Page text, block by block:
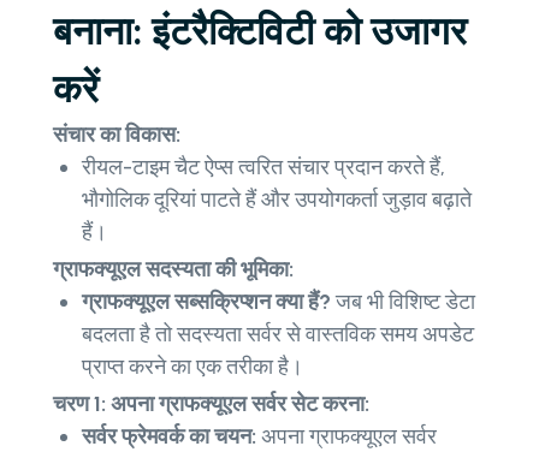
बनाना: इंटरैक्टिविटी को उजागर
करें
संचार का विकास:
रीयल-टाइम चैट ऐप्स त्वरित संचार प्रदान करते हैं,
भौगोलिक दूरियां पाटते हैं और उपयोगकर्ता जुड़ाव बढ़ाते
हैं।
ग्राफक्यूएल सदस्यता की भूमिका:
ग्राफक्यूएल सब्सक्रिप्शन क्या हैं?जब भी विशिष्ट डेटा
बदलता है तो सदस्यता सर्वर से वास्तविक समय अपडेट
प्राप्त करने का एक तरीका है।
चरण 1: अपना ग्राफक्यूएल सर्वर सेट करना:
सर्वर फ्रेमवर्क का चयन: अपना ग्राफक्यूएल सर्वर